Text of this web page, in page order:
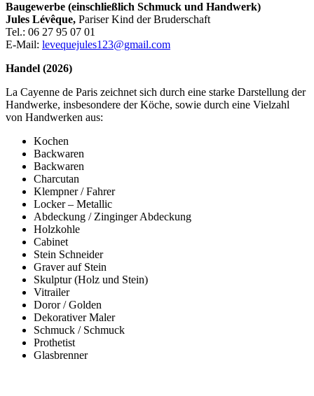
Baugewerbe (einschließlich Schmuck und Handwerk)
Jules Lévêque, Pariser Kind der Bruderschaft
Tel.: 06 27 95 07 01
E-Mail: levequejules123@gmail.com
Handel (2026)
La Cayenne de Paris zeichnet sich durch eine starke Darstellung der
Handwerke, insbesondere der Köche, sowie durch eine Vielzahl
von Handwerken aus:
Kochen
Backwaren
Backwaren
Charcutan
Klempner / Fahrer
Locker – Metallic
Abdeckung / Zinginger Abdeckung
Holzkohle
Cabinet
Stein Schneider
Graver auf Stein
Skulptur (Holz und Stein)
Vitrailer
Doror / Golden
Dekorativer Maler
Schmuck / Schmuck
Prothetist
Glasbrenner